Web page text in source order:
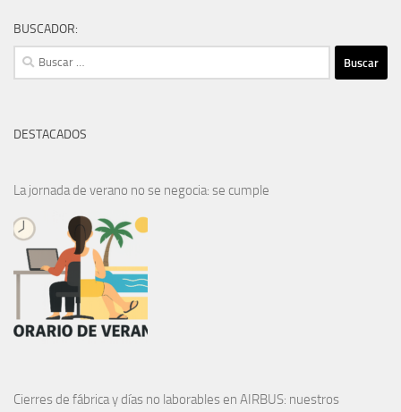
BUSCADOR:
Buscar:
DESTACADOS
La jornada de verano no se negocia: se cumple
Cierres de fábrica y días no laborables en AIRBUS: nuestros